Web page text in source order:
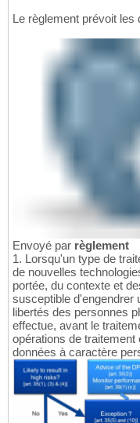
Le règlement prévoit
Envoyé par règlement
1. Lorsqu'un type de
de nouvelles
portée, du contexte et
susceptible d'engendrer
libertés des personnes
effectue, avant le
opérations de
données à caractère